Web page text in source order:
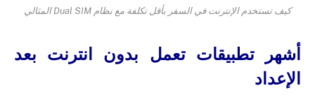
كيف تستخدم الإنترنت في السفر بأقل تكلفة مع نظام Dual SIM المثالي
أشهر تطبيقات تعمل بدون انترنت بعد
الإعداد